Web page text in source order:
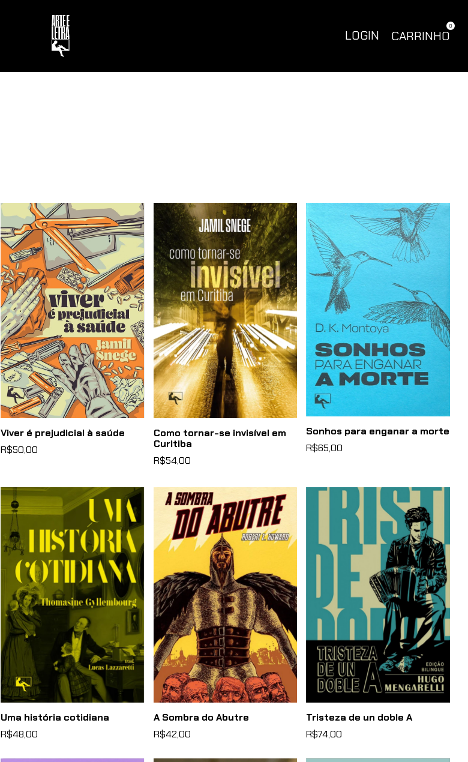
LOGIN CARRINHO
0
Viver é prejudicial à saúde
R$50,00
Como tornar-se invisível em
Curitiba
R$54,00
Sonhos para enganar a morte
R$65,00
Uma história cotidiana
R$48,00
A Sombra do Abutre
R$42,00
Tristeza de un doble A
R$74,00